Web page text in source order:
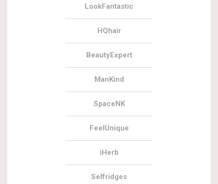
LookFantastic
HQhair
BeautyExpert
ManKind
SpaceNK
FeelUnique
iHerb
Selfridges